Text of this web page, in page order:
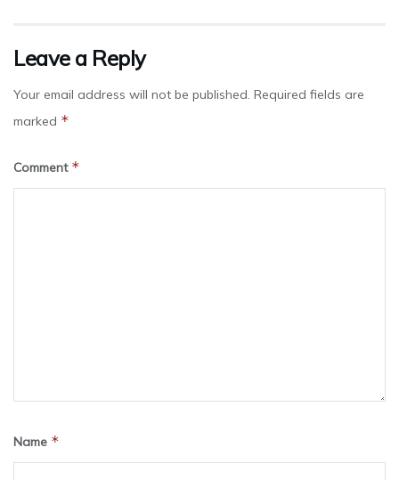
Leave a Reply
Your email address will not be published. Required fields are
marked *
Comment *
Name *